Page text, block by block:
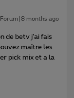
months ago
de betv j’ai fais
maître les
pick mix et a la